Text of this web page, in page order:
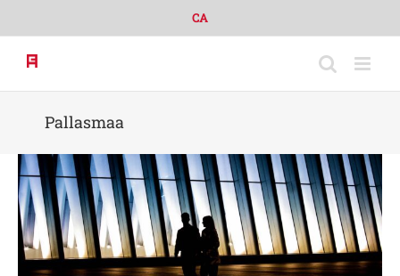
content
CA
Pallasmaa